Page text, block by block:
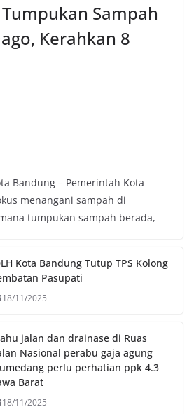
Sampah
Kerahkan 8
Bandung – Pemerintah Kota
menangani sampah di
tumpukan sampah berada,
Kota Bandung Tutup TPS Kolong
Pasupati
18/11/2025
jalan dan drainase di Ruas
Nasional perabu gaja agung
perlu perhatian ppk 4.3
Barat
18/11/2025